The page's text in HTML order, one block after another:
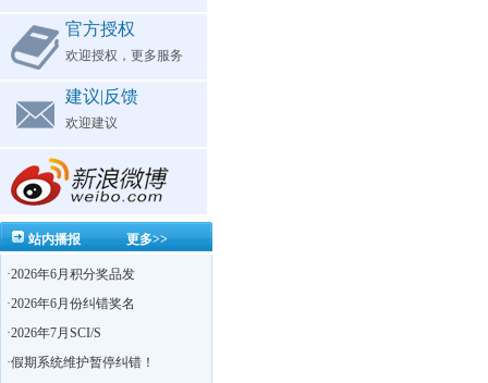
官方授权
欢迎授权，更多服务
建议|反馈
欢迎建议
更多>>
站内播报
·2026年6月积分奖品发
·2026年6月份纠错奖名
·2026年7月SCI/S
·假期系统维护暂停纠错！